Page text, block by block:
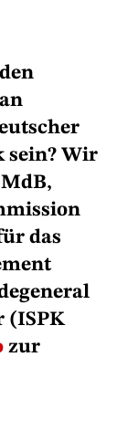
sein? Wir
das
(ISPK
zur